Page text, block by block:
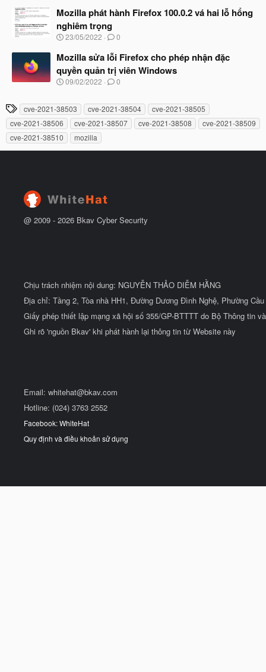
đ
ầ
u
à
b
ắ
đ
ầ
u
Mozilla phát hành Firefox 100.0.2 vá hai lỗ hổng
nghiêm trọng
N
à
b
ắ
đ
ầ
u
23/05/2022 0
Mozilla sửa lỗi Firefox cho phép nhận đặc
quyền quản trị viên Windows
N
y
b
ắ
09/02/2022 0
T
h
ẻ
cve-2021-38503 cve-2021-38504
cve-2021-38505
cve-2021-38506
cve-2021-38507 cve-2021-38508
cve-2021-38509
cve-2021-38510
mozilla
@ 2009 - 2026 Bkav Cyber Security
Chịu trách nhiệm nội dung: NGUYỄN THẢO DIỄM HẰNG
Địa chỉ: Tầng 2, Tòa nhà HH1, Đường Dương Đình Nghệ, Phường
Giấy phép thiết lập mạng xã hội số 355/GP-BTTTT do Bộ Thông tin
Ghi rõ 'nguồn Bkav' khi phát hành lại thông tin từ Website này
Email: whitehat@bkav.com
Hotline: (024) 3763 2552
Facebook: WhiteHat
Quy định và điều khoản sử dụng